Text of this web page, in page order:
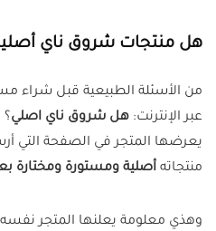
هل منتجات شروق ناي
من الأسئلة الطبيعية قبل شراء
عبر الإنترنت: هل شروق ناي اصلي
منتجاته أصلية ومستورة ومختارة
وهذي معلومة يعلنها المتجر